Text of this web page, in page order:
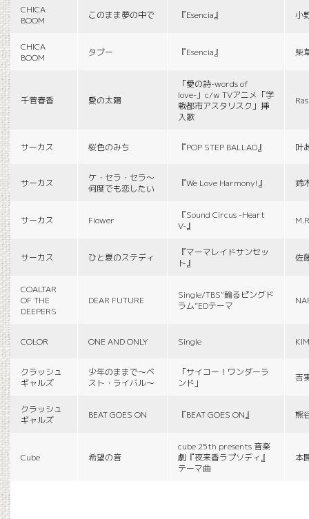
CHICA
BOOM
このまま夢の中で 『Esencia』 小
CHICA
BOOM
タブー 『Esencia』 柴
千菅春香 愛の太陽
「愛の詩-words of
love-」c/w TVアニメ「学
戦都市アスタリスク」挿
入歌
サーカス 桜色のみち 『POP STEP BALLAD』 叶
サーカス
ケ・セラ・セラ〜
何度でも恋したい
『We Love Harmony!』 鈴
サーカス Fiower
『Sound Circus -Heart
V-』
サーカス ひと夏のステディ
『マーマレイドサンセッ
ト』
佐
COALTAR
OF THE
DEEPERS
DEAR FUTURE
Single/TBS“輪るピングド
ラム”EDテーマ
COLOR ONE AND ONLY Single
クラッシュ
ギャルズ
少年のままで〜ベ
スト・ライバル〜
「サイコー！ワンダーラ
ンド」
吉
クラッシュ
ギャルズ
BEAT GOES ON 『BEAT GOES ON』 熊
Cube 希望の音
cube 25th presents 音楽
劇『夜来香ラプソディ』
テーマ曲
本